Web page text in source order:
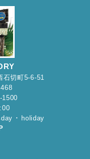
石切町5-6-51
1500
･ holiday